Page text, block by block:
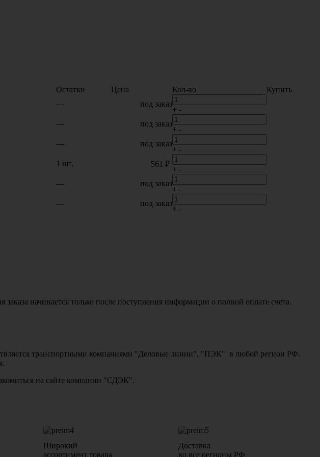
Остатки Цена Кол-во
Купить
— под заказ
+ -
— под заказ
+ -
— под заказ
+ -
1 шт. 561 ₽
+ -
— под заказ
+ -
— под заказ
+ -
начинается только после поступления информации о полной оплате счета.
транспортными компаниями "Деловые линии", "ПЭК" в любой регион РФ.
на сайте компании "СДЭК".
Широкий
ассортимент товара
Доставка
во все регионы РФ